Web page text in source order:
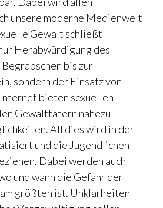
unsere moderne Medienwelt
Gewalt schließt
Herabwürdigung des
bis zur
sondern der Einsatz von
bieten sexuellen
Gewalttätern nahezu
All dies wird in der
und die Jugendlichen
Dabei werden auch
und wann die Gefahr der
größten ist. Unklarheiten